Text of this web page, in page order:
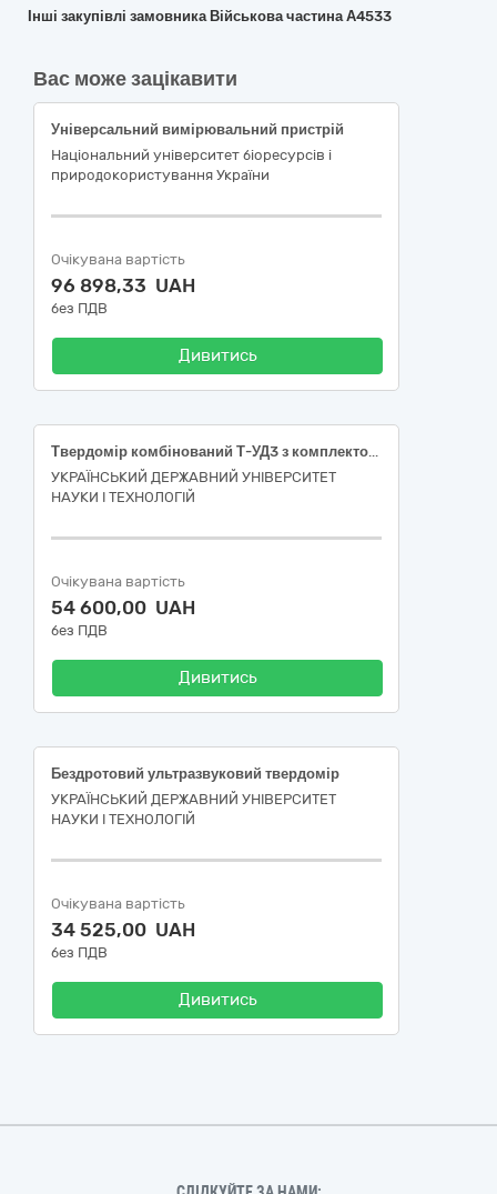
Інші закупівлі замовника Військова частина А4533
Вас може зацікавити
Універсальний вимірювальний пристрій
Національний університет біоресурсів і
природокористування України
Очікувана вартість
96 898,33 UAH
без ПДВ
Дивитись
Твердомір комбінований Т-УД3 з комплектом мір твердості за шкалами Віккерса та Брінелля
УКРАЇНСЬКИЙ ДЕРЖАВНИЙ УНІВЕРСИТЕТ
НАУКИ І ТЕХНОЛОГІЙ
Очікувана вартість
54 600,00 UAH
без ПДВ
Дивитись
Бездротовий ультразвуковий твердомір
УКРАЇНСЬКИЙ ДЕРЖАВНИЙ УНІВЕРСИТЕТ
НАУКИ І ТЕХНОЛОГІЙ
Очікувана вартість
34 525,00 UAH
без ПДВ
Дивитись